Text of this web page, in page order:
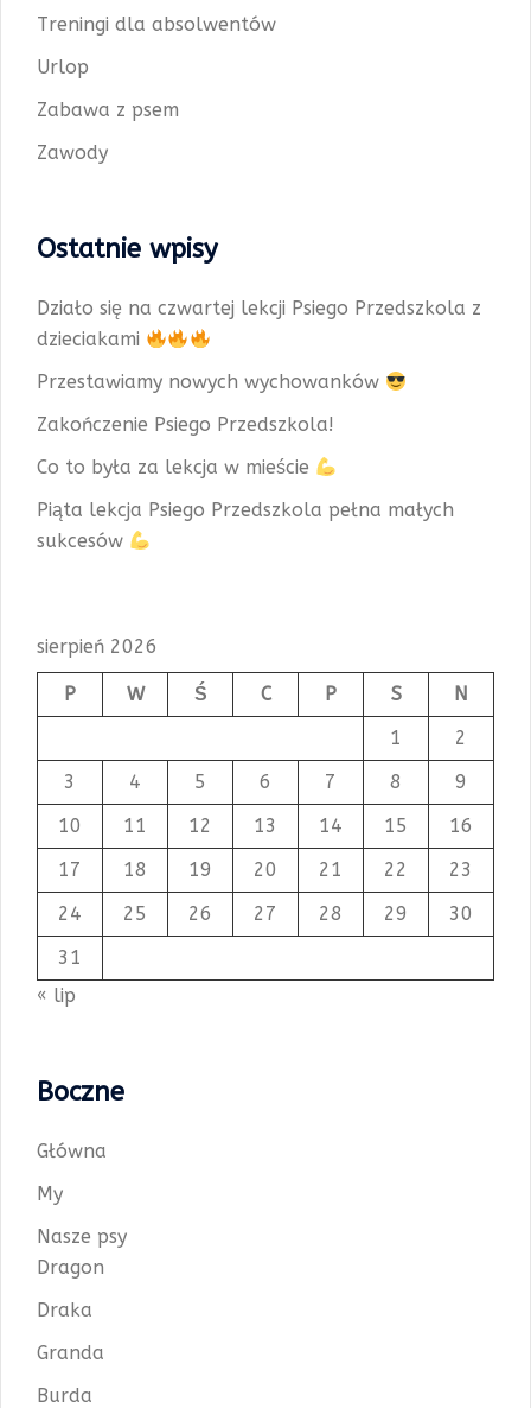
Treningi dla absolwentów
Urlop
Zabawa z psem
Zawody
Ostatnie wpisy
Działo się na czwartej lekcji Psiego Przedszkola z
dzieciakami
Przestawiamy nowych wychowanków
Zakończenie Psiego Przedszkola!
Co to była za lekcja w mieście
Piąta lekcja Psiego Przedszkola pełna małych
sukcesów
sierpień 2026
P W Ś C P S
N
1
2
3
4 5 6 7 8
9
10
11 12 13 14 15
16
17
18 19 20 21 22
23
24
25 26 27 28 29
30
31
« lip
Boczne
Główna
My
Nasze psy
Dragon
Draka
Granda
Burda